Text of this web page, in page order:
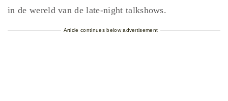
in de wereld van de late-night talkshows.
Article continues below advertisement